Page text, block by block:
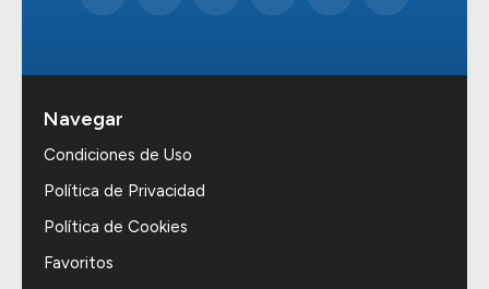
Navegar
Condiciones de Uso
Política de Privacidad
Política de Cookies
Favoritos